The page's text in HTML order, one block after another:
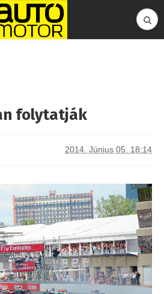
folytatják
2014. Június 05. 18:14